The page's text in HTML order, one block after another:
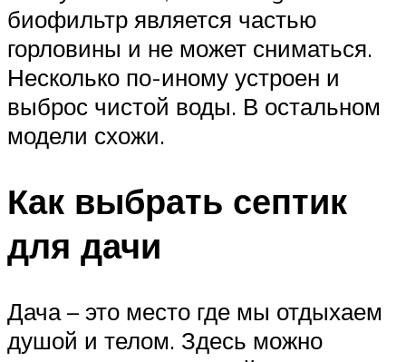
биофильтр является частью
горловины и не может сниматься.
Несколько по-иному устроен и
выброс чистой воды. В остальном
модели схожи.
Как выбрать септик
для дачи
Дача – это место где мы отдыхаем
душой и телом. Здесь можно